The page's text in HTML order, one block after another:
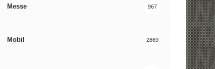
Messe 967
Mobil 2869